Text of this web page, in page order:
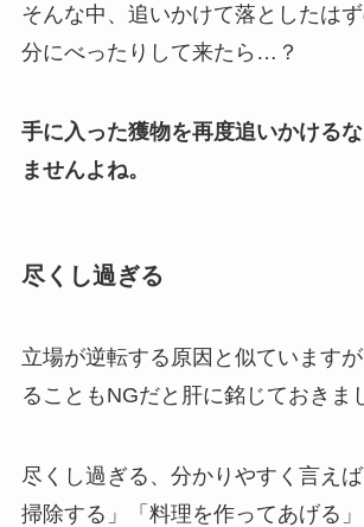
そんな中、追いかけて落としたは
分にべったりして来たら…？
手に入った獲物を再度追いかける
ませんよね。
尽くし過ぎる
立場が逆転する原因と似ています
ることもNGだと肝に銘じておきま
尽くし過ぎる、分かりやすく言え
掃除する」「料理を作ってあげる